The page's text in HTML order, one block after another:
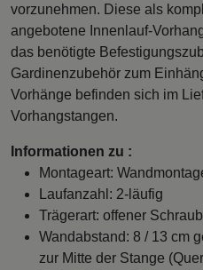
vorzunehmen. Diese als
angebotene Innenlauf-
das benötigte
Gardinenzubehör zum
Vorhänge befinden sich im
Vorhangstangen.
Informationen zu :
Montageart:
Laufanzahl: 2-läufig
Trägerart: offener
Wandabstand: 8 / 13 cm
zur Mitte der Stange